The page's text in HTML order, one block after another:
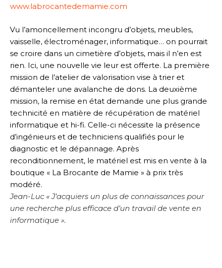
www.labrocantedemamie.com
Vu l’amoncellement incongru d’objets, meubles,
vaisselle, électroménager, informatique… on pourrait
se croire dans un cimetière d’objets, mais il n’en est
rien. Ici, une nouvelle vie leur est offerte. La première
mission de l’atelier de valorisation vise à trier et
démanteler une avalanche de dons. La deuxième
mission, la remise en état demande une plus grande
technicité en matière de récupération de matériel
informatique et hi-fi. Celle-ci nécessite la présence
d’ingénieurs et de techniciens qualifiés pour le
diagnostic et le dépannage. Après
reconditionnement, le matériel est mis en vente à la
boutique « La Brocante de Mamie » à prix très
modéré.
Jean-Luc « J’acquiers un plus de connaissances pour
une recherche plus efficace d’un travail de vente en
informatique ».